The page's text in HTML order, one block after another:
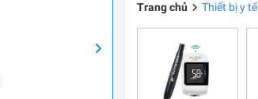
Trang chủ Thiết bị y tế